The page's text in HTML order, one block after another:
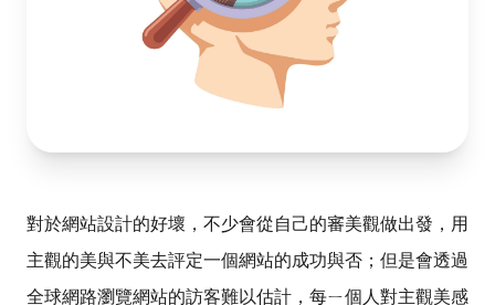
對於網站設計的好壞，不少會從自己的審美觀做出發，用
主觀的美與不美去評定一個網站的成功與否；但是會透過
全球網路瀏覽網站的訪客難以估計，每ㄧ個人對主觀美感